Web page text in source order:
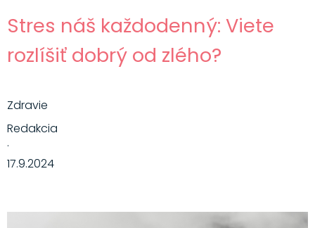
Stres náš každodenný: Viete
rozlíšiť dobrý od zlého?
Zdravie
Redakcia
·
17.9.2024